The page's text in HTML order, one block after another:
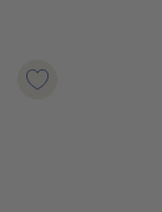
Marqueur le